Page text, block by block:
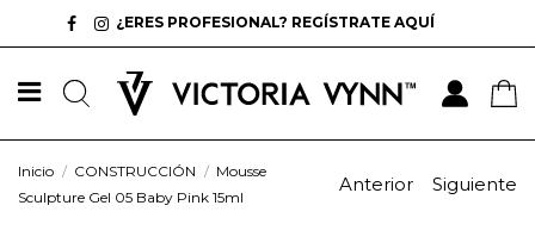
¿ERES PROFESIONAL? REGÍSTRATE AQUÍ
Inicio CONSTRUCCIÓN
Mousse
Sculpture Gel 05 Baby Pink 15ml
Anterior Siguiente